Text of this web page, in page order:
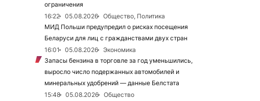
ограничения
16:22
05.08.2026
Общество, Политика
МИД Польши предупредил о рисках посещения
Беларуси для лиц с гражданствами двух стран
16:01
05.08.2026
Экономика
Запасы бензина в торговле за год уменьшились,
выросло число подержанных автомобилей и
минеральных удобрений — данные Белстата
15:48
05.08.2026
Общество